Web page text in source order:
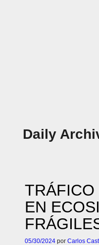
Daily
TRÁFICO
EN
05/30/2024 por Carlos